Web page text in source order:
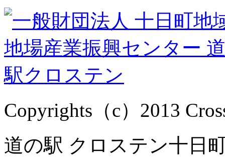
Copyrights（c）2013
道の駅 クロステン十日